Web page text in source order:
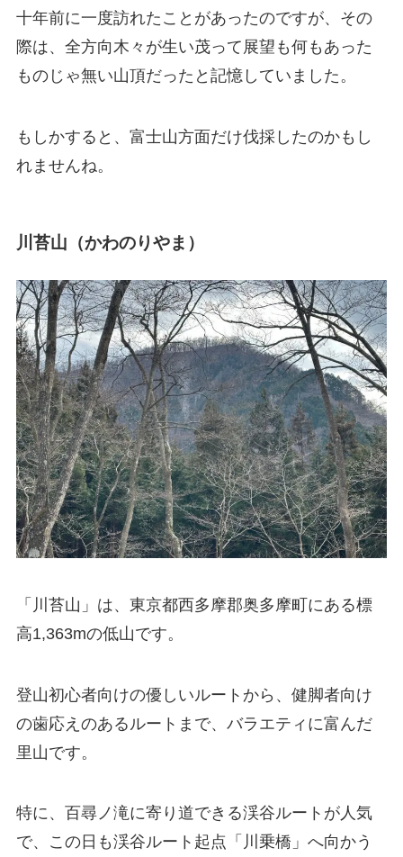
十年前に一度訪れたことがあったのですが、その
際は、全方向木々が生い茂って展望も何もあった
ものじゃ無い山頂だったと記憶していました。
もしかすると、富士山方面だけ伐採したのかもし
れませんね。
川苔山（かわのりやま）
「川苔山」は、東京都西多摩郡奥多摩町にある標
高1,363mの低山です。
登山初心者向けの優しいルートから、健脚者向け
の歯応えのあるルートまで、バラエティに富んだ
里山です。
特に、百尋ノ滝に寄り道できる渓谷ルートが人気
で、この日も渓谷ルート起点「川乗橋」へ向かう